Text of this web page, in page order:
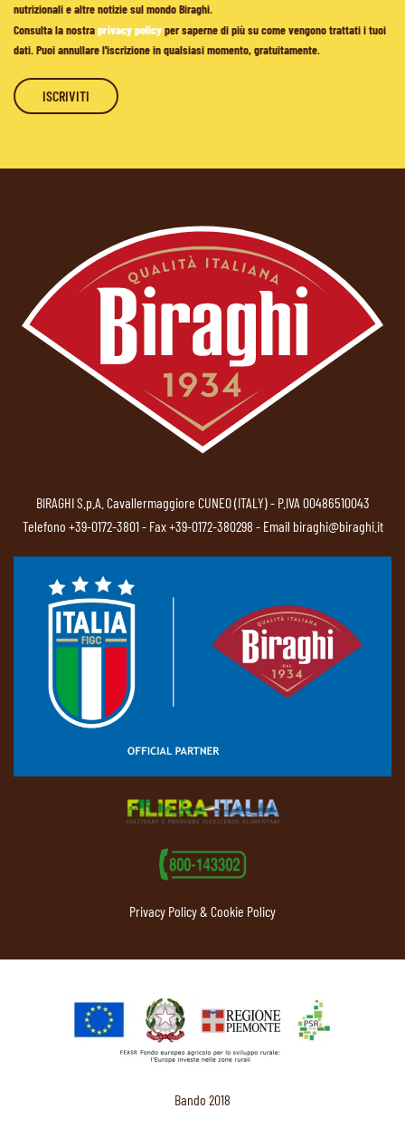
nutrizionali e altre notizie sul mondo Biraghi.
Consulta la nostraprivacy policyper saperne di più su come vengono trattati i tuoi
dati. Puoi annullare l'iscrizione in qualsiasi momento, gratuitamente.
BIRAGHI S.p.A. Cavallermaggiore CUNEO (ITALY) - P.IVA 00486510043
Telefono +39-0172-3801- Fax +39-0172-380298 - Email biraghi@biraghi.it
Privacy Policy & Cookie Policy
Bando 2018